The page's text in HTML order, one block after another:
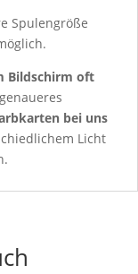
Spulengröße
Bildschirm oft
bei uns
Licht